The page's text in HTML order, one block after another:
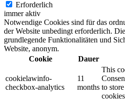
Erforderlich
immer aktiv
Notwendige Cookies sind für das
der Website unbedingt erforderlich.
grundlegende Funktionalitäten und
Website, anonym.
Cookie
Dauer
cookielawinfo-
checkbox-analytics
11
months
This
to